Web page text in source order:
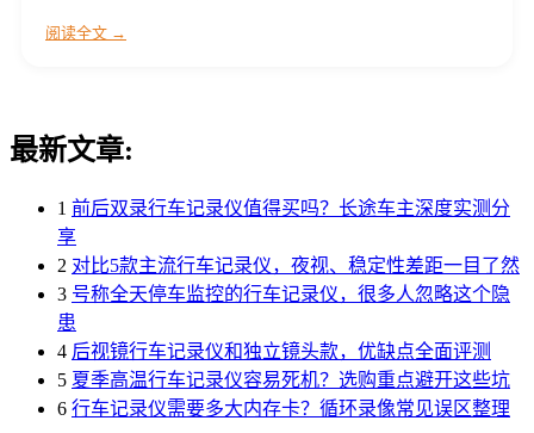
阅读全文 →
最新文章:
1 前后双录行车记录仪值得买吗？长途车主深度实测分
享
2 对比5款主流行车记录仪，夜视、稳定性差距一目了然
3 号称全天停车监控的行车记录仪，很多人忽略这个隐
患
4 后视镜行车记录仪和独立镜头款，优缺点全面评测
5 夏季高温行车记录仪容易死机？选购重点避开这些坑
6 行车记录仪需要多大内存卡？循环录像常见误区整理